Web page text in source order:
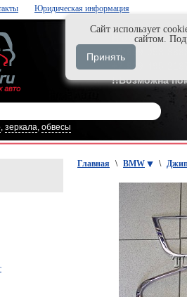
Юридическая информация
Нажми и
+7-929-495-
!!Возможна
, зеркала, обвесы
Главная \ BMW \
Cайт использует
сайтом.
Принять